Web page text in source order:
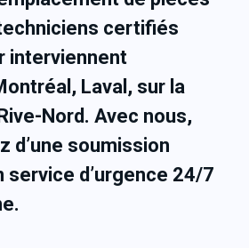
certifiés
interviennent
Laval, sur la
Nord. Avec nous,
d’une soumission
service d’urgence 24/7